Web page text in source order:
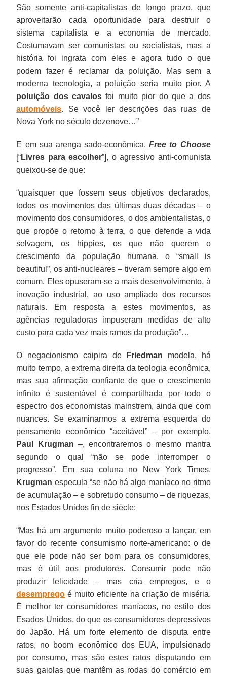
São somente anti-capitalistas de longo prazo, que
aproveitarão cada oportunidade para destruir o
sistema capitalista e a economia de mercado.
Costumavam ser comunistas ou socialistas, mas a
história foi ingrata com eles e agora tudo o que
podem fazer é reclamar da poluição. Mas sem a
moderna tecnologia, a poluição seria muito pior. A
poluição dos cavalos foi muito pior do que a dos
automóveis. Se você ler descrições das ruas de
Nova York no século dezenove…”
E em sua arenga sado-econômica,Free to Choose
[“Livres para escolher”], o agressivo anti-comunista
queixou-se de que:
“quaisquer que fossem seus objetivos declarados,
todos os movimentos das últimas duas décadas – o
movimento dos consumidores, o dos ambientalistas, o
que propõe o retorno à terra, o que defende a vida
selvagem, os hippies, os que não querem o
crescimento da população humana, o “small is
beautiful”, os anti-nucleares – tiveram sempre algo em
comum. Eles opuseram-se a mais desenvolvimento, à
inovação industrial, ao uso ampliado dos recursos
naturais. Em resposta a estes movimentos, as
agências reguladoras impuseram medidas de alto
custo para cada vez mais ramos da produção”…
O negacionismo caipira de Friedman modela, há
muito tempo, a extrema direita da teologia econômica,
mas sua afirmação confiante de que o crescimento
infinito é sustentável é compartilhada por todo o
espectro dos economistas mainstrem, ainda que com
nuances. Se examinarmos a extrema esquerda do
pensamento econômico “aceitável” – por exemplo,
Paul Krugman –, encontraremos o mesmo mantra
segundo o qual “não se pode interromper o
progresso”. Em sua coluna no New York Times,
Krugman especula “se não há algo maníaco no ritmo
de acumulação – e sobretudo consumo – de riquezas,
nos Estados Unidos fin de siècle:
“Mas há um argumento muito poderoso a lançar, em
favor do recente consumismo norte-americano: o de
que ele pode não ser bom para os consumidores,
mas é útil aos produtores. Consumir pode não
produzir felicidade – mas cria empregos, e o
desemprego é muito eficiente na criação de miséria.
É melhor ter consumidores maníacos, no estilo dos
Esados Unidos, do que os consumidores depressivos
do Japão. Há um forte elemento de disputa entre
ratos, no boom econômico dos EUA, impulsionado
por consumo, mas são estes ratos disputando em
suas gaiolas que mantêm as rodas do comércio em